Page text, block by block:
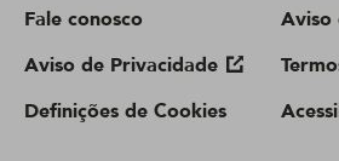
Fale conosco
Aviso de Privacidade
Definições de Cookies
Aviso